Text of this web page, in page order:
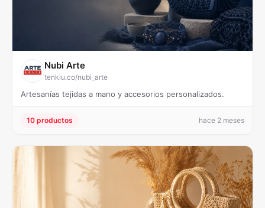
Nubi Arte
tenkiu.co/nubi_arte
Artesanías tejidas a mano y accesorios personalizados.
10 productos hace 2 meses